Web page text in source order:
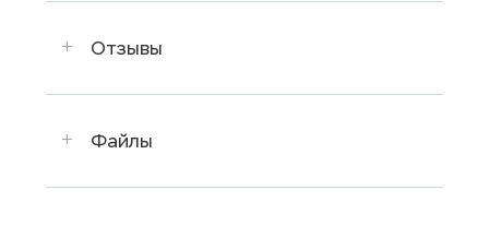
Отзывы
Файлы